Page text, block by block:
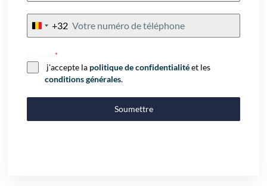
Belgium
+32
Consent*
j'accepte la politique de confidentialitéet les
conditions générales.
Soumettre